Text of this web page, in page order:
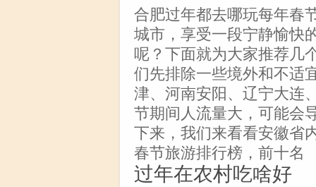
合肥过年都去哪玩每年春
城市，享受一段宁静愉快
呢？下面就为大家推荐几
们先排除一些境外和不适
津、河南安阳、辽宁大连
节期间人流量大，可能会
下来，我们来看看安徽省
春节旅游排行榜，前十名
过年在农村吃啥好